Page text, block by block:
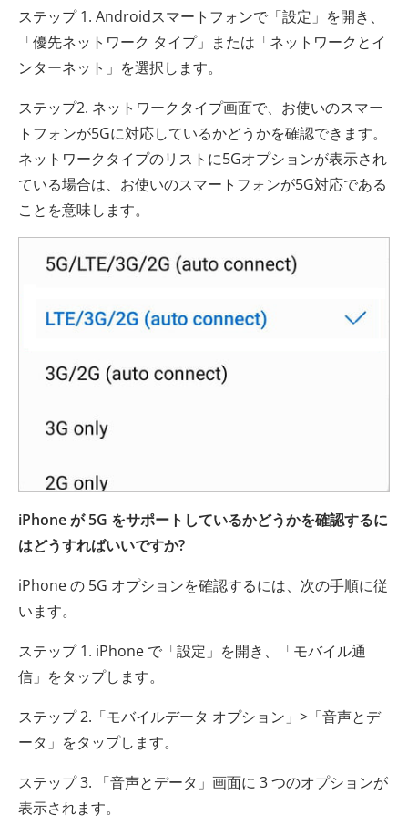
ステップ 1. Androidスマートフォンで「設定」を開き、
「優先ネットワーク タイプ」または「ネットワークとイ
ンターネット」を選択します。
ステップ2. ネットワークタイプ画面で、お使いのスマー
トフォンが5Gに対応しているかどうかを確認できます。
ネットワークタイプのリストに5Gオプションが表示され
ている場合は、お使いのスマートフォンが5G対応である
ことを意味します。
iPhone が 5G をサポートしているかどうかを確認するに
はどうすればいいですか?
iPhone の 5G オプションを確認するには、次の手順に従
います。
ステップ 1. iPhone で「設定」を開き、「モバイル通
信」をタップします。
ステップ 2.「モバイルデータ オプション」>「音声とデ
ータ」をタップします。
ステップ 3. 「音声とデータ」画面に 3 つのオプションが
表示されます。